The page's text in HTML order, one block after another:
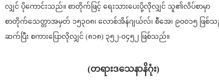
လျှင် ပိုကောင်းသည်။ စာတိုက်ဖြင့် ရေးသားပေးပို့လိုလျှင် သူ၏လိပ်စာမှာ
စာတိုက်သေတ္တာအမှတ် ၁၅၃၀၈၊ လောစ်အိန်ဂျယ်လ်၊ စီအေ၊ ၉၀၀၁၅ ဖြစ်သ
ဆက်ပြီး စကားပြောလိုလျှင် (၈၁၈) ၃၅၂-၀၄၅၂ ဖြစ်သည်။
(တရားဒသေနာနိဂုံး)